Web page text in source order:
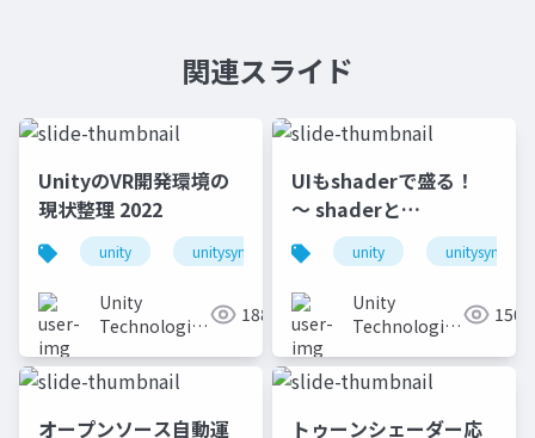
関連スライド
UnityのVR開発環境の
現状整理 2022
unity unitysync
Unity
Technologies
188.3K
UIもshaderで盛る！
〜 shaderと
animationで作るリッ
チなUI演出
unity unitysync
Unity
Technologies
150K
オープンソース自動運
トゥーンシェーダー応